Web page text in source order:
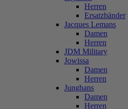
Herren
Ersatzbänder
Jacques Lemans
Damen
Herren
JDM Military
Jowissa
Damen
Herren
Junghans
Damen
Herren